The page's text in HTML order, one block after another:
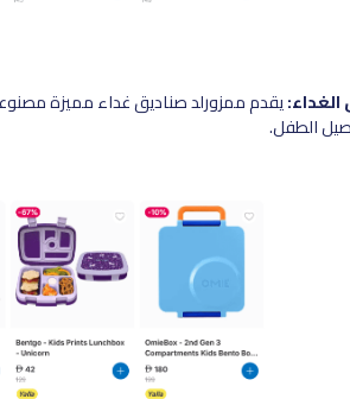
يقدم ممزورلد صناديق غداء مميزة
الطفل.